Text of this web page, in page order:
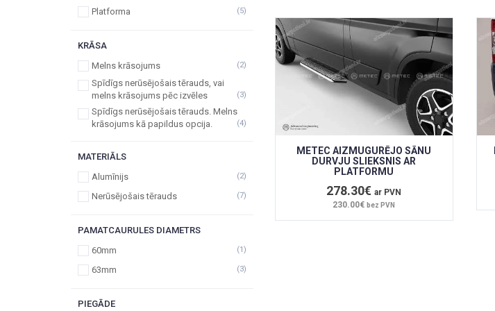
Platforma (5)
KRĀSA
Melns krāsojums
(2)
Spīdīgs nerūsējošais tērauds, vai
melns krāsojums pēc izvēles
(3)
Spīdīgs nerūsējošais tērauds. Melns
krāsojums kā papildus opcija.
(4)
MATERIĀLS
Alumīnijs
(2)
Nerūsējošais tērauds (7)
PAMATCAURULES DIAMETRS
60mm
(1)
63mm (3)
PIEGĀDE
METEC AIZMUGURĒJO SĀNU
DURVJU SLIEKSNIS AR
PLATFORMU
278.30€ar PVN
230.00€bez PVN